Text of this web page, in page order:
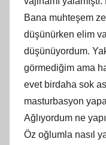
Bana muhteşem
düşünürken elim
düşünüyordum.
görmediğim ama
evet birdaha sok
masturbasyon
Ağlıyordum ne
Öz oğlumla nasıl